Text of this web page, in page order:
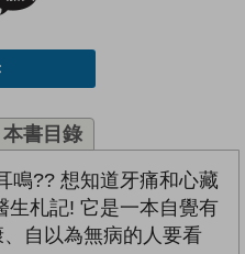
本書目錄
鳴?? 想知道牙痛和心藏
生札記! 它是一本自覺有
自以為無病的人要看